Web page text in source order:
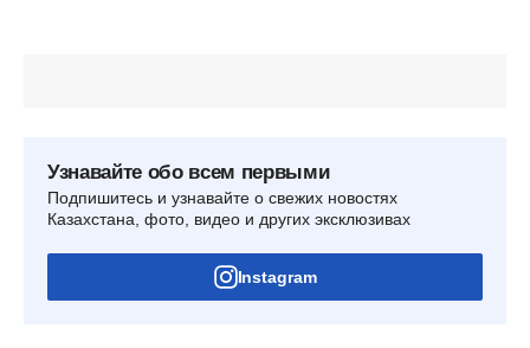
Узнавайте обо всем первыми
Подпишитесь и узнавайте о свежих новостях
Казахстана, фото, видео и других эксклюзивах
Instagram